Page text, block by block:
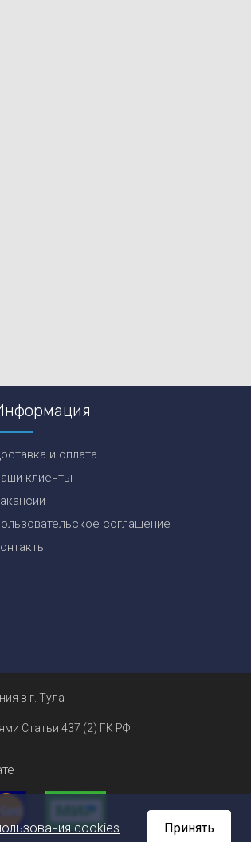
и оплата
клиенты
соглашение
в г. Тула
Статьи 437 (2) ГК РФ
cookies. Принять